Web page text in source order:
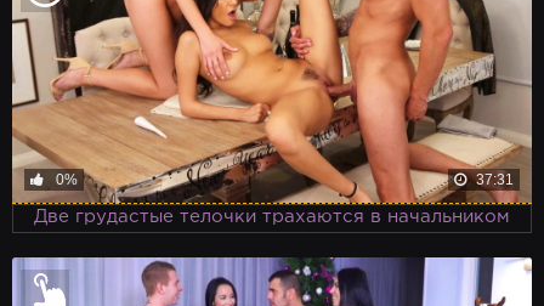
0% 37:31
Две грудастые телочки трахаются в начальником